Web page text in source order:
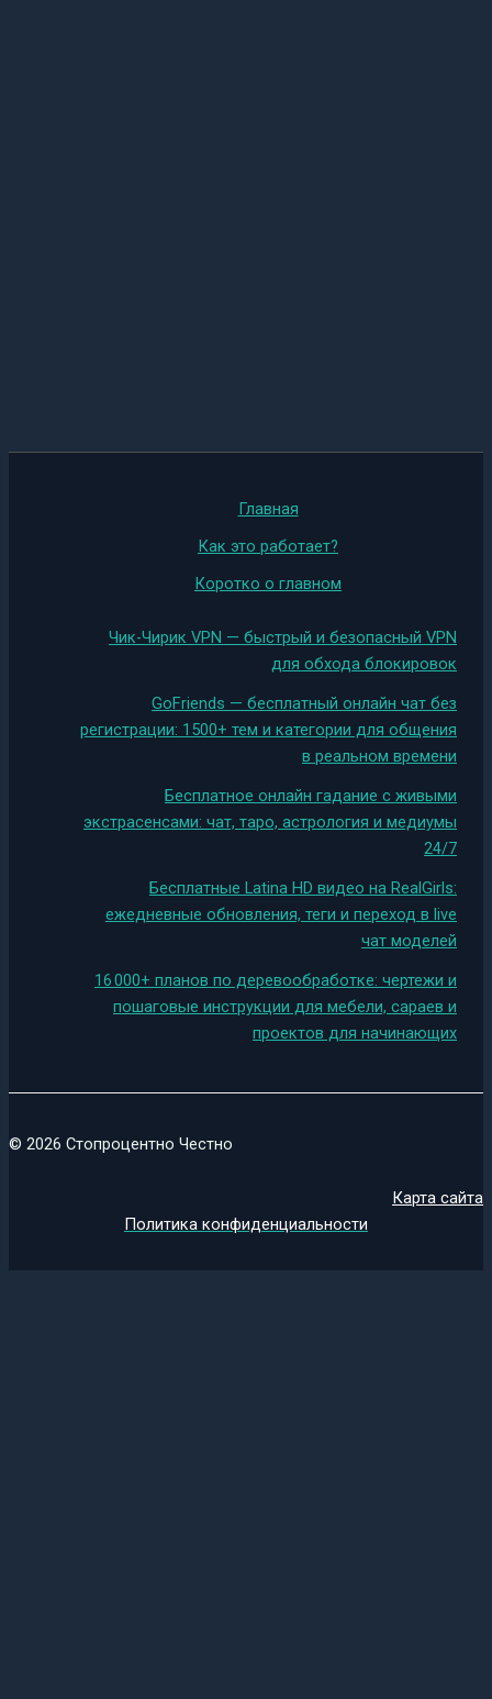
Главная
Как это работает?
Коротко о главном
Чик-Чирик VPN — быстрый и безопасный VPN
для обхода блокировок
GoFriends — бесплатный онлайн чат без
регистрации: 1500+ тем и категории для общения
в реальном времени
Бесплатное онлайн гадание с живыми
экстрасенсами: чат, таро, астрология и медиумы
24/7
Бесплатные Latina HD видео на RealGirls:
ежедневные обновления, теги и переход в live
чат моделей
16 000+ планов по деревообработке: чертежи и
пошаговые инструкции для мебели, сараев и
проектов для начинающих
© 2026 Стопроцентно Честно
Карта сайта
Политика конфиденциальности